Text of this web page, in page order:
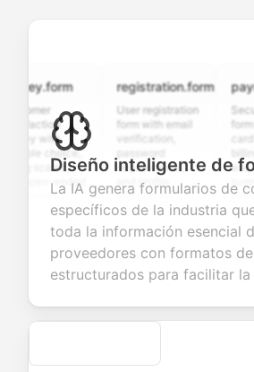
with
ended
valuable
about
or
registration.form
User registration
form with email
verification,
requirements,
and profile
information
fields for
seamless
account
creation.
Secure
form
card
and order
summary
smooth
commerce
Diseño inteligente de
La IA genera formularios de
específicos de la industria
toda la información esencial
proveedores con formatos
estructurados para facilitar
Secure